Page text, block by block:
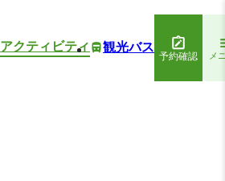
アクティビティ 観光バス
予約確認 メ